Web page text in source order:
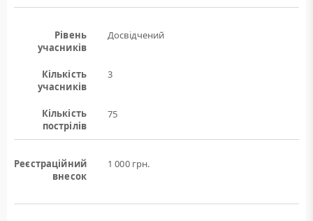
Рівень
учасників
Досвідчений
Кількість
учасників
3
Кількість
пострілів
75
Реєстраційний
внесок
1 000 грн.